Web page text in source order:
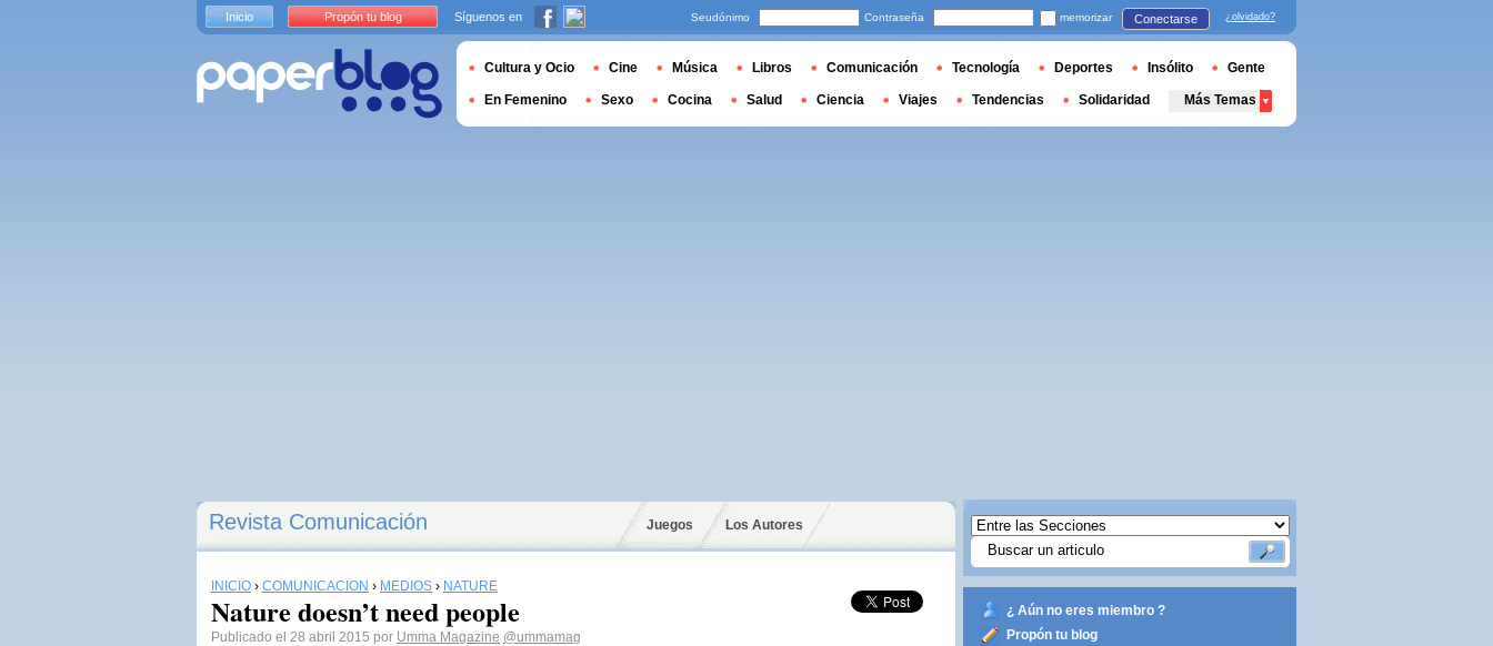
Revista Comunicación Juegos Los Autores
INICIO › COMUNICACIÓN › MEDIOS › NATURE
Nature doesn’t need people
Publicado el 28 abril 2015 por Umma Magazine @ummamag
¿ Aún no eres miembro ?
Propón tu blog
Inicio Propón tu blog Síguenos en Seudónimo Contraseña memorizar Conectarse ¿olvidado?
Cultura y Ocio Cine Música Libros Comunicación Tecnología Deportes Insólito Gente
En Femenino Sexo Cocina Salud Ciencia Viajes Tendencias Solidaridad Más Temas